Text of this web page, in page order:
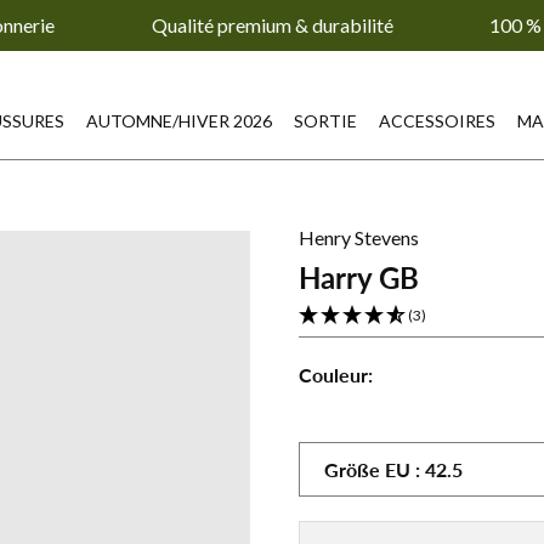
Qualité premium & durabilité 100
AUTOMNE/HIVER 2026 SORTIE ACCESSOIRES
Henry Stevens
Harry GB
(3)
Couleur:
GB
Moyen
brun
GB
-
Noir
Größe EU : 42.5